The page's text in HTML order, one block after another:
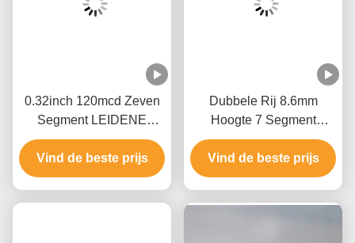
0.32inch 120mcd Zeven
Segment LEIDENE
Vertoning ROHS voor
Macht
Vind de beste prijs
Dubbele Rij 8.6mm
Hoogte 7 Segment
LEIDENE Vertoning
Twee Kleur 3 Cijfer
Vind de beste prijs